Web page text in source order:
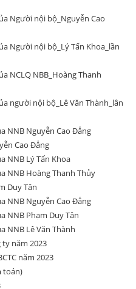
Người nội bộ_Nguyễn Cao
Người nội bộ_Lý Tấn Khoa_lần
NCLQ NBB_Hoàng Thanh
người nội bộ_Lê Văn Thành_lân
NNB Nguyễn Cao Đẳng
Cao Đẳng
NNB Lý Tấn Khoa
NNB Hoàng Thanh Thủy
Duy Tân
NNB Nguyễn Cao Đẳng
NNB Phạm Duy Tân
NNB Lê Văn Thành
năm 2023
năm 2023
toán)